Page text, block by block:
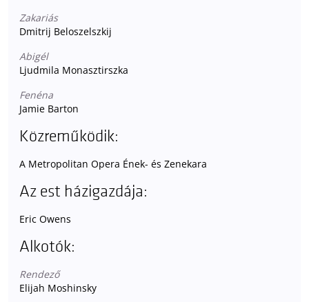
Zakariás
Dmitrij Beloszelszkij
Abigél
Ljudmila Monasztirszka
Fenéna
Jamie Barton
Közreműködik:
A Metropolitan Opera Ének- és Zenekara
Az est házigazdája:
Eric Owens
Alkotók:
Rendező
Elijah Moshinsky